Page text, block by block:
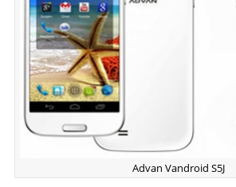
Advan Vandroid S5J